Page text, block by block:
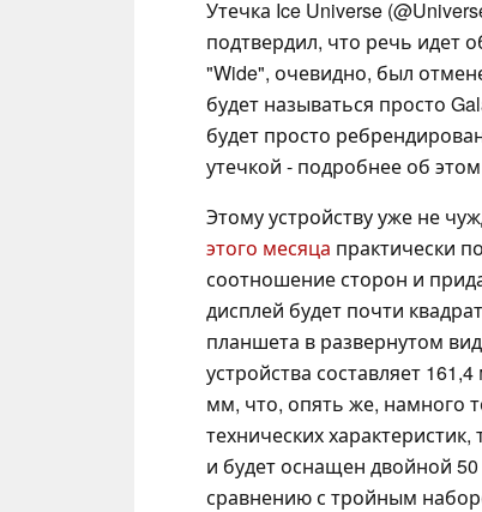
Утечка Ice Universe
подтвердил, что речь идет
"Wide", очевидно, был
будет называться просто
будет просто
утечкой - подробнее об
Этому устройству уже не
этого месяца практически
соотношение сторон и
дисплей будет почти
планшета в развернутом
устройства составляет
мм, что, опять же, намного
технических
и будет оснащен двойной
сравнению с тройным